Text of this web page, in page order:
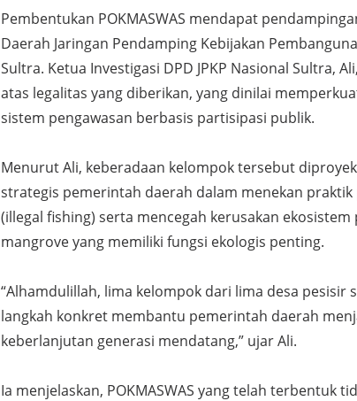
Pembentukan POKMASWAS mendapat
Daerah Jaringan Pendamping Kebijakan
Sultra. Ketua Investigasi DPD JPKP Nasional Sultra,
atas legalitas yang diberikan, yang dinilai
sistem pengawasan berbasis partisipasi publik.
Menurut Ali, keberadaan kelompok tersebut
strategis pemerintah daerah dalam menekan praktik
(illegal fishing) serta mencegah kerusakan
mangrove yang memiliki fungsi ekologis penting.
“Alhamdulillah, lima kelompok dari lima desa pesisir
langkah konkret membantu pemerintah daerah
keberlanjutan generasi mendatang,” ujar Ali.
Ia menjelaskan, POKMASWAS yang telah terbentuk